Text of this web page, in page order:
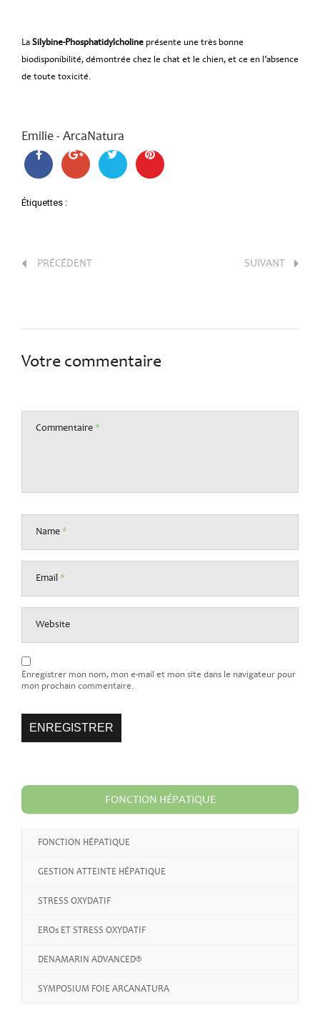
LaSilybine-Phosphatidylcholineprésente une très bonne
biodisponibilité, démontrée chez le chat et le chien, et ce en l’absence
de toute toxicité.
Emilie - ArcaNatura
Étiquettes :
PRÉCÉDENT SUIVANT
Votre commentaire
Commentaire*
Name*
Email*
Website
Enregistrer mon nom, mon e-mail et mon site dans le navigateur pour
mon prochain commentaire.
FONCTION HÉPATIQUE
FONCTION HÉPATIQUE
GESTION ATTEINTE HÉPATIQUE
STRESS OXYDATIF
EROs ET STRESS OXYDATIF
DENAMARIN ADVANCED®
SYMPOSIUM FOIE ARCANATURA